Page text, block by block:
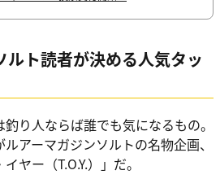
ルト読者が決める人気タッ
り人ならば誰でも気になるもの。
アーマガジンソルトの名物企画、
ヤー（T.O.Y.）」だ。